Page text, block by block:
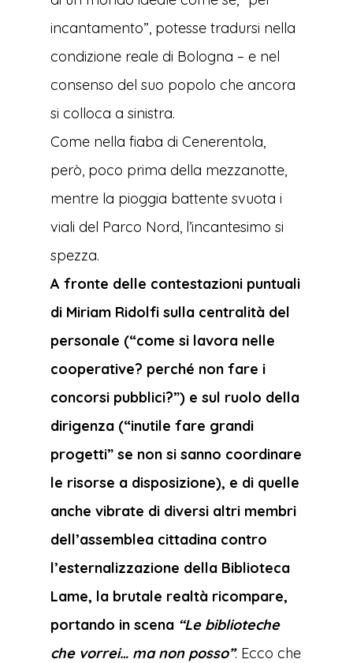
incantamento”, potesse tradursi nella
condizione reale di Bologna – e nel
consenso del suo popolo che ancora
si colloca a sinistra.
Come nella fiaba di Cenerentola,
però, poco prima della mezzanotte,
mentre la pioggia battente svuota i
viali del Parco Nord, l’incantesimo si
spezza.
A fronte delle contestazioni puntuali
di Miriam Ridolfi sulla centralità del
personale (“come si lavora nelle
cooperative? perché non fare i
concorsi pubblici?”) e sul ruolo della
dirigenza (“inutile fare grandi
progetti” se non si sanno coordinare
le risorse a disposizione), e di quelle
anche vibrate di diversi altri membri
dell’assemblea cittadina contro
l’esternalizzazione della Biblioteca
Lame, la brutale realtà ricompare,
portando in scena “Le biblioteche
che vorrei… ma non posso”. Ecco che